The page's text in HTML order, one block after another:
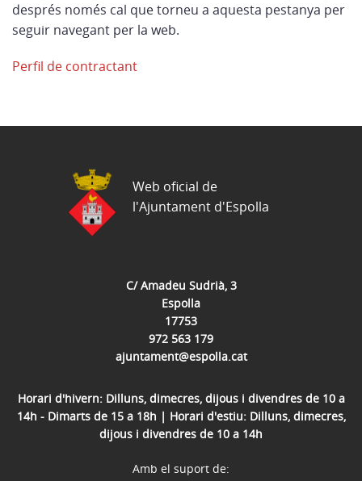
després només cal que torneu a aquesta pestanya per
seguir navegant per la web.
Perfil de contractant
C/ Amadeu Sudrià, 3
Espolla
17753
972 563 179
ajuntament@espolla.cat
Horari d'hivern: Dilluns, dimecres, dijous i divendres de 10 a
14h - Dimarts de 15 a 18h | Horari d'estiu: Dilluns, dimecres,
dijous i divendres de 10 a 14h
Web oficial de
l'Ajuntament d'Espolla
Amb el suport de: